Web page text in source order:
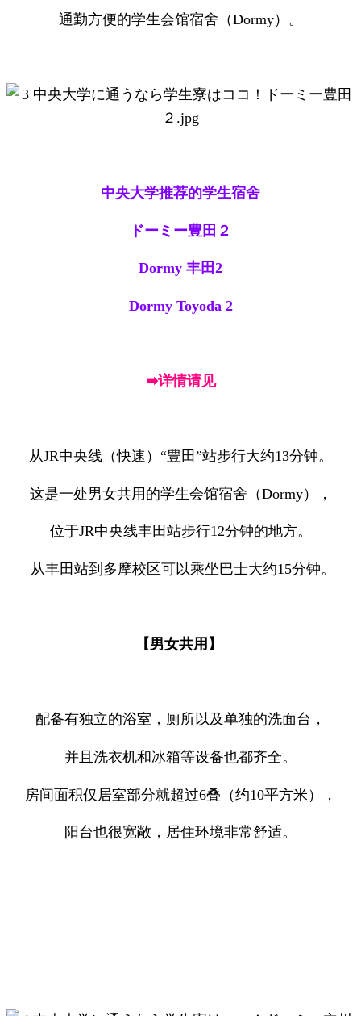
通勤方便的学生会馆宿舍（Dormy）。
中央大学推荐的学生宿舍
ドーミー豊田２
Dormy 丰田2
Dormy Toyoda 2
➡详情请见
从JR中央线（快速）“豊田”站步行大约13分钟。
这是一处男女共用的学生会馆宿舍（Dormy），
位于JR中央线丰田站步行12分钟的地方。
从丰田站到多摩校区可以乘坐巴士大约15分钟。
【男女共用】
配备有独立的浴室，厕所以及单独的洗面台，
并且洗衣机和冰箱等设备也都齐全。
房间面积仅居室部分就超过6叠（约10平方米），
阳台也很宽敞，居住环境非常舒适。